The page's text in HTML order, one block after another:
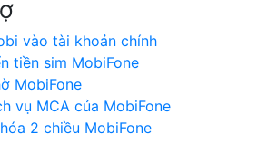
vào tài khoản chính
tiền sim MobiFone
MobiFone
vụ MCA của MobiFone
2 chiều MobiFone